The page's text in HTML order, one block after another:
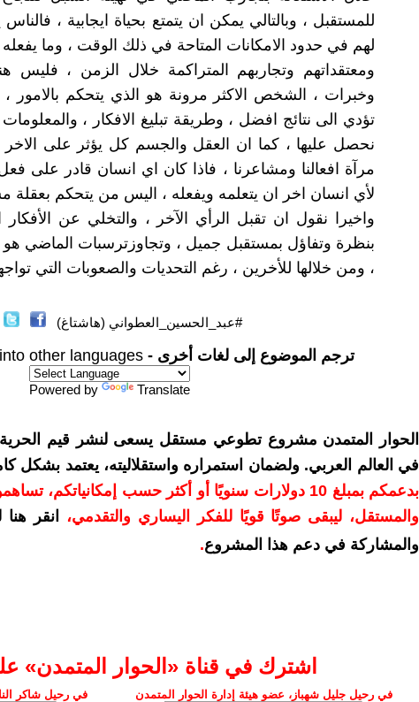
للمستقبل ، وبالتالي يمكن ان يتمتع بحياة ايجابية ،
لهم في حدود الامكانات المتاحة في ذلك الوقت ، وما
ومعتقداتهم وتجاربهم المتراكمة خلال الزمن ، فليس
وخبرات ، الشخص الاكثر مرونة هو الذي يتحكم بالامور ،
تؤدي الى نتائج افضل ، وطريقة تبليغ الافكار ،
نحصل عليها ، كما ان العقل والجسم كل يؤثر على الاخر
مرآة افعالنا ومشاعرنا ، فاذا كان اي انسان قادر على
لأي انسان اخر ان يتعلمه ويفعله ، اليس من يتحكم بعقلة
واخيرا نقول ان تقبل الرأي الآخر ، والتخلي عن الأفكار
بنظرة وتفاؤل بمستقبل جميل ، وتجاوزترسبات الماضي هو
، ومن خلالها للأخرين ، رغم التحديات والصعوبات التي
#عبد_الحسين_العطواني (هاشتاغ)
ترجم الموضوع إلى لغات أخرى - other languages
Powered by Translate
الحوار المتمدن مشروع تطوعي مستقل يسعى لنشر قيم الحرية،
في العالم العربي. ولضمان استمراره واستقلاليته، يعتمد
بدعمكم بمبلغ 10 دولارات سنويًا أو أكثر حسب
والمستقل، ليبقى صوتًا قويًا للفكر اليساري والتقدمي،
انقر
والمشاركة في دعم هذا المشروع.
اشترك في قناة ‫«الحوار المتمدن»
في رحيل جليل شهباز، عضو هيئة إدارة الحوار المتمدن في رحيل شاكر